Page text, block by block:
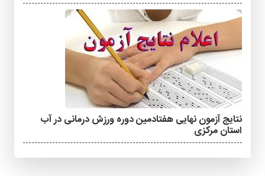
نتایج آزمون نهایی هفتادمین دوره ورزش درمانی در آب
استان مرکزی